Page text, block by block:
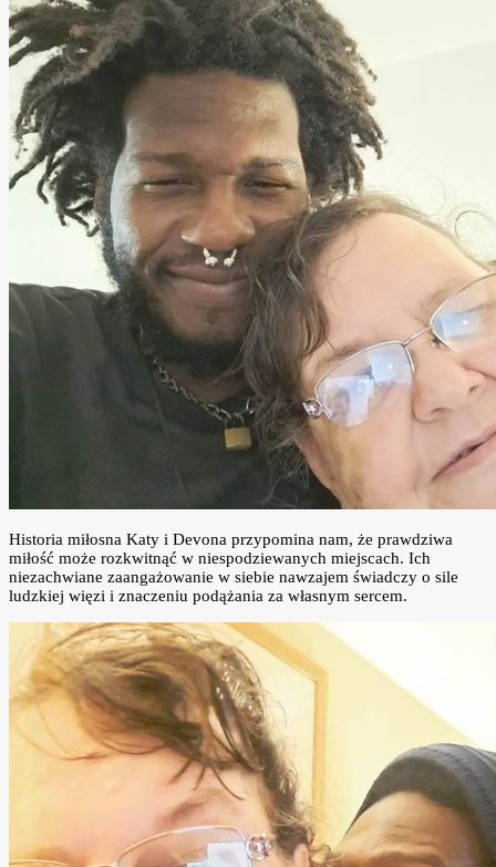
Historia miłosna Katy i Devona przypomina nam, że prawdziwa
miłość może rozkwitnąć w niespodziewanych miejscach. Ich
niezachwiane zaangażowanie w siebie nawzajem świadczy o sile
ludzkiej więzi i znaczeniu podążania za własnym sercem.